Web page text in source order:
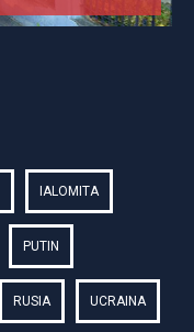
IALOMITA
PUTIN
RUSIA UCRAINA